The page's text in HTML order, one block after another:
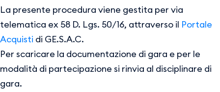
La presente procedura viene gestita per via
telematica ex 58 D. Lgs. 50/16, attraverso il Portale
Acquisti di GE.S.A.C.
Per scaricare la documentazione di gara e per le
modalità di partecipazione si rinvia al disciplinare di
gara.